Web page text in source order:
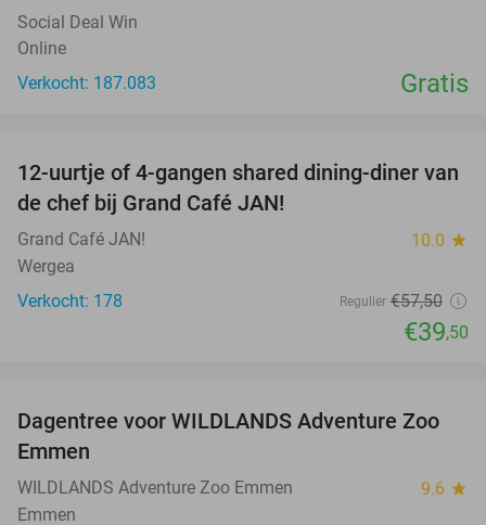
Social Deal Win
Online
Verkocht: 187.083
Gratis
31%
12-uurtje of 4-gangen shared dining-diner van
de chef bij Grand Café JAN!
Grand Café JAN! 10.0 star
Wergea
Verkocht: 178
Regulier €57,50
€39,50
24%
Dagentree voor WILDLANDS Adventure Zoo
Emmen
WILDLANDS Adventure Zoo Emmen 9.6 star
Emmen